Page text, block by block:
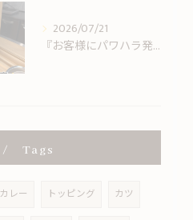
2026/07/21
『お客様にパワハラ発動』
Tags
カレー トッピング カツ